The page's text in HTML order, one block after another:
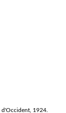
d'Occident, 1924.